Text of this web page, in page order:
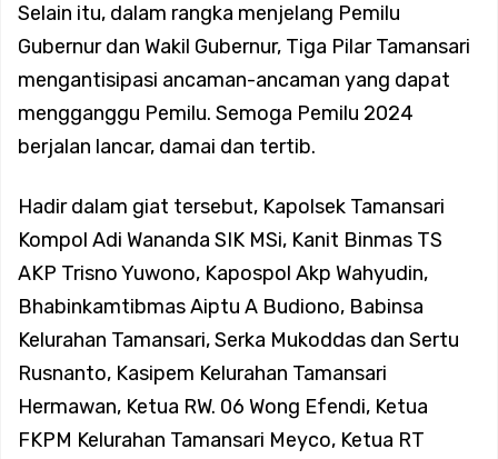
Waspada Cuaca Ekstrem dan Tangkal Hoaks
Koramil 02/Tambora Perkuat Komsos, Babinsa Ajak Warga
Waspada Cuaca Ekstrem dan Tangkal Hoaks
Babinsa Koramil 02/Tambora Dampingi Siskamling di Duri
Selatan, Perkuat Keamanan Lingkungan Bersama Warga
Koramil 02/Tambora Intensifkan Patroli Malam, Cegah
Tawuran dan Balap Liar di Sejumlah Titik Rawan
Selain itu, dalam rangka menjelang Pemilu
Gubernur dan Wakil Gubernur, Tiga Pilar Tamansari
mengantisipasi ancaman-ancaman yang dapat
mengganggu Pemilu. Semoga Pemilu 2024
berjalan lancar, damai dan tertib.
Hadir dalam giat tersebut, Kapolsek Tamansari
Kompol Adi Wananda SIK MSi, Kanit Binmas TS
AKP Trisno Yuwono, Kapospol Akp Wahyudin,
Bhabinkamtibmas Aiptu A Budiono, Babinsa
Kelurahan Tamansari, Serka Mukoddas dan Sertu
Rusnanto, Kasipem Kelurahan Tamansari
Hermawan, Ketua RW. 06 Wong Efendi, Ketua
FKPM Kelurahan Tamansari Meyco, Ketua RT